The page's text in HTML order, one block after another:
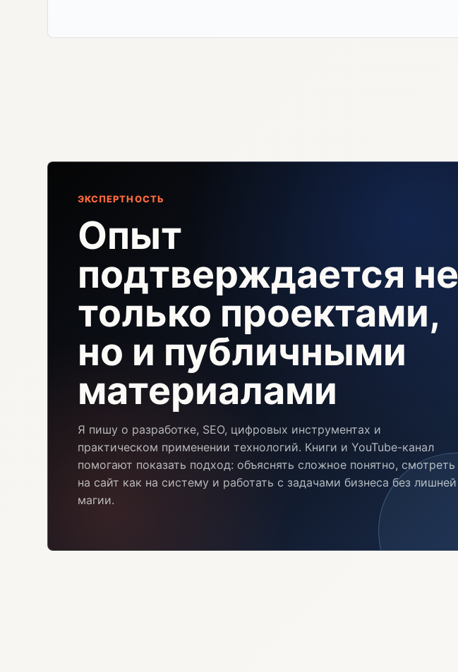
ЭКСПЕРТНОСТЬ
Опыт
подтверждается не
только проектами,
но и публичными
материалами
Я пишу о разработке, SEO, цифровых инструментах и
практическом применении технологий. Книги и YouTube-канал
помогают показать подход: объяснять сложное понятно, смотреть
на сайт как на систему и работать с задачами бизнеса без лишней
магии.